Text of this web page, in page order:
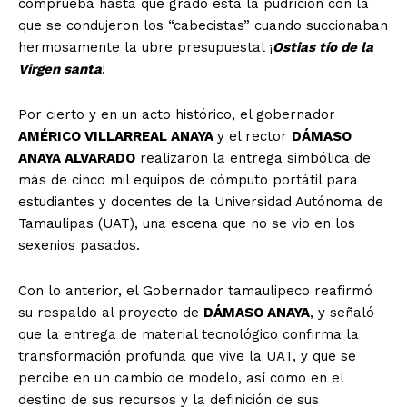
comprueba hasta qué grado está la pudrición con la
que se condujeron los “cabecistas” cuando succionaban
hermosamente la ubre presupuestal ¡Ostias tío de la
Virgen santa!
Por cierto y en un acto histórico, el gobernador
AMÉRICO VILLARREAL ANAYA y el rector DÁMASO
ANAYA ALVARADO realizaron la entrega simbólica de
más de cinco mil equipos de cómputo portátil para
estudiantes y docentes de la Universidad Autónoma de
Tamaulipas (UAT), una escena que no se vio en los
sexenios pasados.
Con lo anterior, el Gobernador tamaulipeco reafirmó
su respaldo al proyecto de DÁMASO ANAYA, y señaló
que la entrega de material tecnológico confirma la
transformación profunda que vive la UAT, y que se
percibe en un cambio de modelo, así como en el
destino de sus recursos y la definición de sus